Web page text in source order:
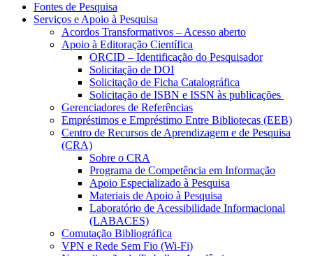
Fontes de Pesquisa
Serviços e Apoio à Pesquisa
Acordos Transformativos – Acesso aberto
Apoio à Editoração Científica
ORCID – Identificação do Pesquisador
Solicitação de DOI
Solicitação de Ficha Catalográfica
Solicitação de ISBN e ISSN às publicações
Gerenciadores de Referências
Empréstimos e Empréstimo Entre Bibliotecas (EEB)
Centro de Recursos de Aprendizagem e de Pesquisa
(CRA)
Sobre o CRA
Programa de Competência em Informação
Apoio Especializado à Pesquisa
Materiais de Apoio à Pesquisa
Laboratório de Acessibilidade Informacional
(LABACES)
Comutação Bibliográfica
VPN e Rede Sem Fio (Wi-Fi)